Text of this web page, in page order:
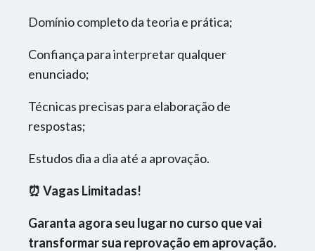
Domínio completo da teoria e prática;
Confiança para interpretar qualquer
enunciado;
Técnicas precisas para elaboração de
respostas;
Estudos dia a dia até a aprovação.
⏰ Vagas Limitadas!
Garanta agora seu lugar no curso que vai
transformar sua reprovação em aprovação.